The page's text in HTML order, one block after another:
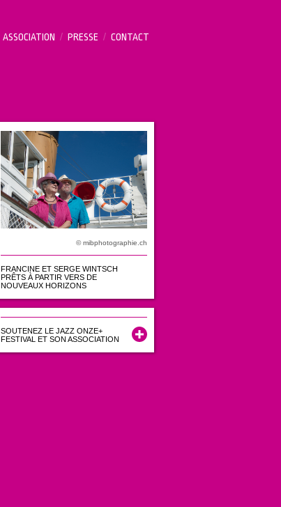
ASSOCIATION / PRESSE / CONTACT
© mibphotographie.ch
FRANCINE ET SERGE WINTSCH
PRÊTS À PARTIR VERS DE
NOUVEAUX HORIZONS
SOUTENEZ LE JAZZ ONZE+
FESTIVAL ET SON ASSOCIATION